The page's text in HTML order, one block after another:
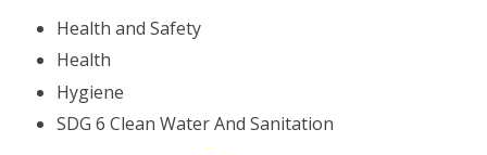
Health and Safety
Health
Hygiene
SDG 6 Clean Water And Sanitation